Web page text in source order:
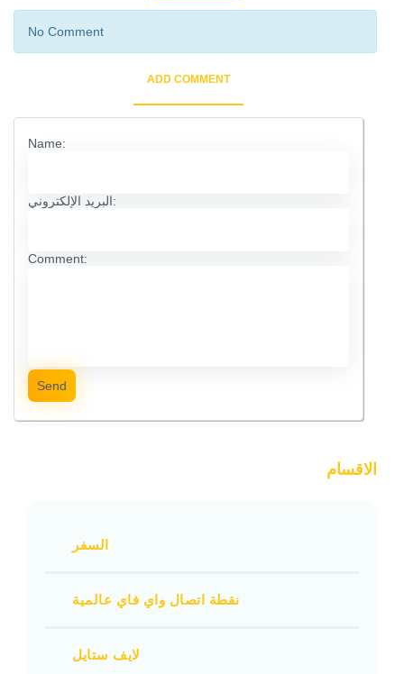
No Comment
ADD COMMENT
Name:
البريد الإلكتروني:
Comment:
Send
الاقسام
السفر
نقطة اتصال واي فاي عالمية
لايف ستايل